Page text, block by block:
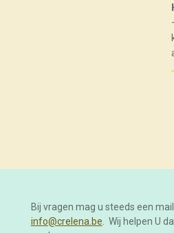
Bij vragen mag u steeds een
info@crelena.be. Wij helpen U